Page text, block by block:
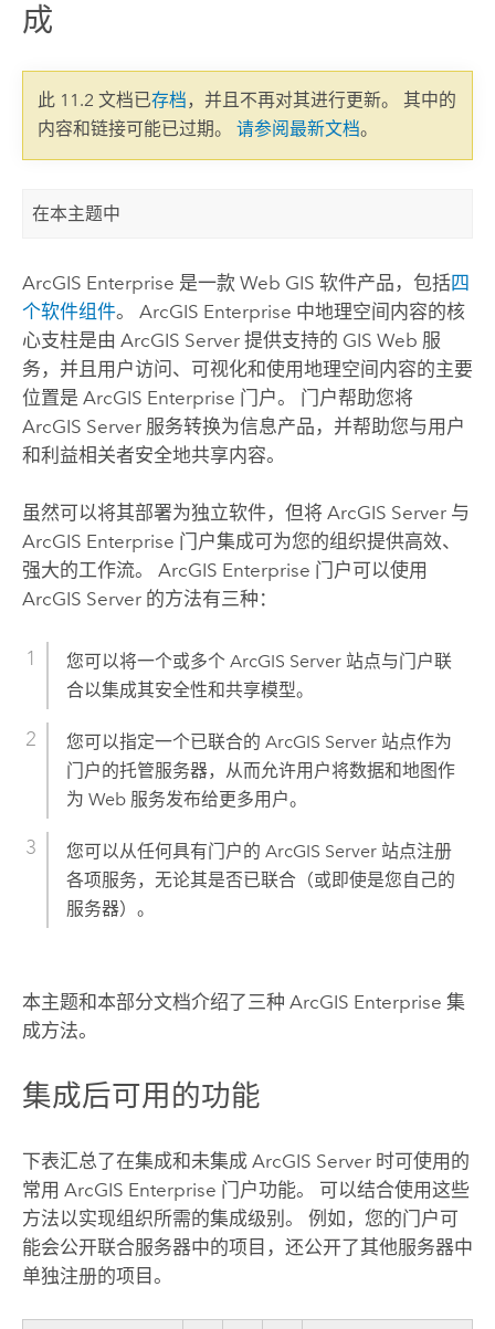
成
此 11.2 文档已存档，并且不再对其进行更新。 其中的
内容和链接可能已过期。 请参阅最新文档。
在本主题中
ArcGIS Enterprise 是一款 Web GIS 软件产品，包括四
个软件组件。 ArcGIS Enterprise 中地理空间内容的核
心支柱是由 ArcGIS Server提供支持的 GIS Web 服
务，并且用户访问、可视化和使用地理空间内容的主要
位置是 ArcGIS Enterprise 门户。 门户帮助您将
ArcGIS Server服务转换为信息产品，并帮助您与用户
和利益相关者安全地共享内容。
虽然可以将其部署为独立软件，但将 ArcGIS Server与
ArcGIS Enterprise 门户集成可为您的组织提供高效、
强大的工作流。 ArcGIS Enterprise 门户可以使用
ArcGIS Server的方法有三种：
您可以将一个或多个 ArcGIS Server站点与门户联
合以集成其安全性和共享模型。
您可以指定一个已联合的 ArcGIS Server站点作为
门户的托管服务器，从而允许用户将数据和地图作
为 Web 服务发布给更多用户。
您可以从任何具有门户的 ArcGIS Server站点注册
各项服务，无论其是否已联合（或即使是您自己的
服务器）。
本主题和本部分文档介绍了三种 ArcGIS Enterprise 集
成方法。
集成后可用的功能
下表汇总了在集成和未集成 ArcGIS Server时可使用的
常用 ArcGIS Enterprise 门户功能。 可以结合使用这些
方法以实现组织所需的集成级别。 例如，您的门户可
能会公开联合服务器中的项目，还公开了其他服务器中
单独注册的项目。